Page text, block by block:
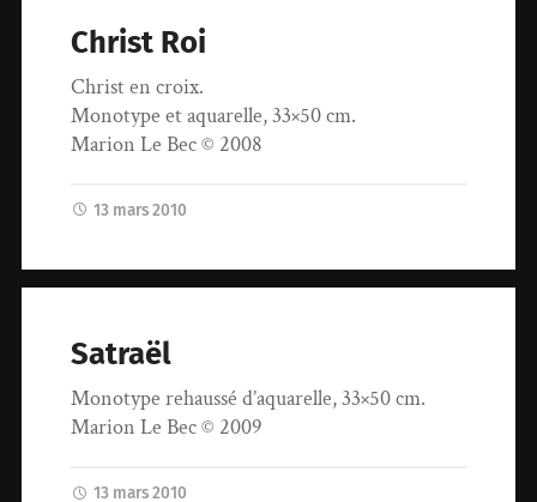
Christ Roi
Christ en croix.
Monotype et aquarelle, 33×50 cm.
Marion Le Bec © 2008
13 mars 2010
Satraël
Monotype rehaussé d’aquarelle, 33×50 cm.
Marion Le Bec © 2009
13 mars 2010